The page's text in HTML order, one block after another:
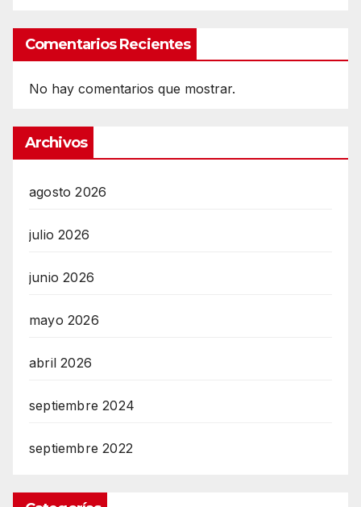
Comentarios Recientes
No hay comentarios que mostrar.
Archivos
agosto 2026
julio 2026
junio 2026
mayo 2026
abril 2026
septiembre 2024
septiembre 2022